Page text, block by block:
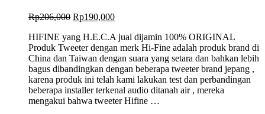
Rp206,000 Original
was:
Rp206,000.
Rp190,000Current
is:
Rp190,000.
HIFINE yang H.E.C.A jual dijamin 100% ORIGINAL
Produk Tweeter dengan merk Hi-Fine adalah produk brand di
China dan Taiwan dengan suara yang setara dan bahkan lebih
bagus dibandingkan dengan beberapa tweeter brand jepang ,
karena produk ini telah kami lakukan test dan perbandingan
beberapa installer terkenal audio ditanah air , mereka
mengakui bahwa tweeter Hifine …